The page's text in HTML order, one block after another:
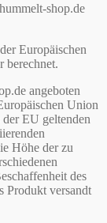
shop.de
Europäischen
berechnet.
angeboten
Union
EU geltenden
Höhe der zu
des
Produkt versandt